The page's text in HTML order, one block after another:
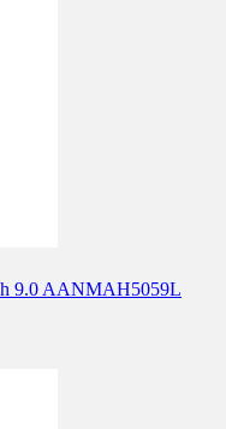
h 9.0 AANMAH5059L